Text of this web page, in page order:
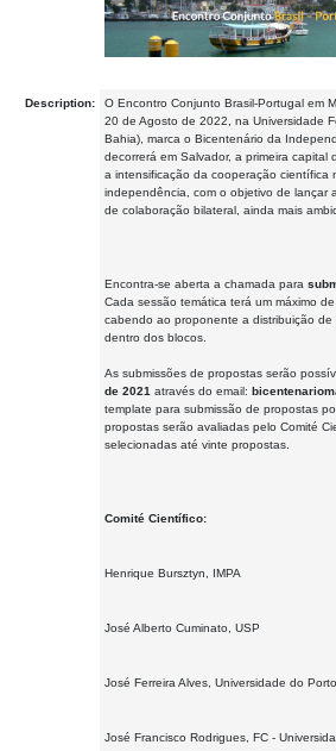
Description:
O Encontro Conjunto Brasil-Portugal em
20 de Agosto de 2022, na Universidade
Bahia), marca o Bicentenário da
decorrerá em Salvador, a primeira capital
a intensificação da cooperação científica
independência, com o objetivo de lançar
de colaboração bilateral, ainda mais
Encontra-se aberta a chamada para
Cada sessão temática terá um máximo
cabendo ao proponente a distribuição
dentro dos blocos.
As submissões de propostas serão
de 2021 através do email:
template para submissão de propostas
propostas serão avaliadas pelo Comité
selecionadas até vinte propostas.
Comité Científico:
Henrique Bursztyn, IMPA
José Alberto Cuminato, USP
José Ferreira Alves, Universidade do Porto
José Francisco Rodrigues, FC -